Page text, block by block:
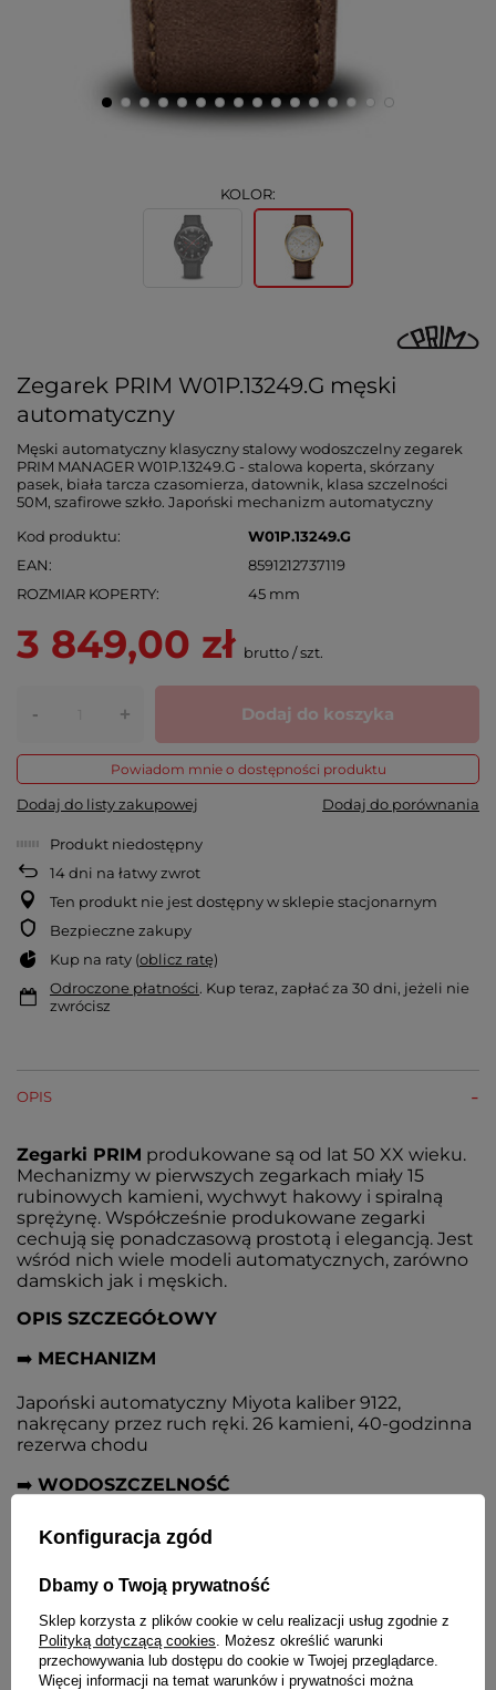
KOLOR:
Zegarek PRIM W01P.13249.G męski
automatyczny
Męski automatyczny klasyczny stalowy wodoszczelny zegarek
PRIM MANAGER W01P.13249.G - stalowa koperta, skórzany
pasek, biała tarcza czasomierza, datownik, klasa szczelności
50M, szafirowe szkło. Japoński mechanizm automatyczny
Kod produktu
W01P.13249.G
EAN
8591212737119
ROZMIAR KOPERTY
45 mm
3 849,00 zł brutto/szt.
- + Dodaj do koszyka
Powiadom mnie o dostępności produktu
Dodaj do listy zakupowej Dodaj do porównania
Produkt niedostępny
14dni na łatwy zwrot
Ten produkt nie jest dostępny w sklepie stacjonarnym
Bezpieczne zakupy
Kup na raty (oblicz ratę)
Odroczone płatności. Kup teraz, zapłać za 30 dni, jeżeli nie
zwrócisz
OPIS
Zegarki PRIM produkowane są od lat 50 XX wieku.
Mechanizmy w pierwszych zegarkach miały 15
rubinowych kamieni, wychwyt hakowy i spiralną
sprężynę. Współcześnie produkowane zegarki
cechują się ponadczasową prostotą i elegancją. Jest
wśród nich wiele modeli automatycznych, zarówno
damskich jak i męskich.
OPIS SZCZEGÓŁOWY
➡️ MECHANIZM
Japoński automatyczny Miyota kaliber 9122,
nakręcany przez ruch ręki. 26 kamieni, 40-godzinna
rezerwa chodu
➡️ WODOSZCZELNOŚĆ
Klasa szczelności 50M (5 ATM dotyczy ciśnienia
statycznego) - można się kąpać, brać prysznic
SZKIEŁKO
Szafirowe wypukłe antyrefleksyjne o bardzo dużej
odporności na zarysowania
Konfiguracja zgód
Dbamy o Twoją prywatność
Sklep korzysta z plików cookie w celu realizacji usług zgodnie z
Polityką dotyczącą cookies . Możesz określić warunki
przechowywania lub dostępu do cookie w Twojej przeglądarce.
Więcej informacji na temat warunków i prywatności można